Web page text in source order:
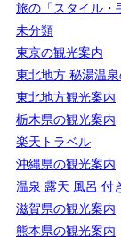
旅の「スタイル・
未分類
東京の観光案内
東北地方 秘湯温
東北地方観光案内
栃木県の観光案内
楽天トラベル
沖縄県の観光案内
温泉 露天 風呂 付
滋賀県の観光案内
熊本県の観光案内